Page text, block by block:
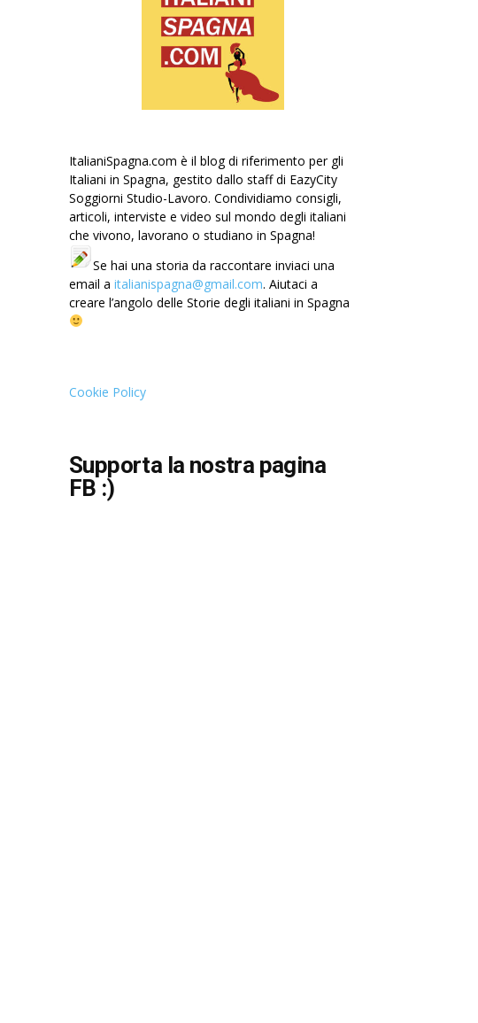
ItalianiSpagna.com è il blog di riferimento per gli
Italiani in Spagna, gestito dallo staff di EazyCity
Soggiorni Studio-Lavoro. Condividiamo consigli,
articoli, interviste e video sul mondo degli italiani
che vivono, lavorano o studiano in Spagna!
Se hai una storia da raccontare inviaci una
email a italianispagna@gmail.com. Aiutaci a
creare l’angolo delle Storie degli italiani in Spagna
Cookie Policy
Supporta la nostra pagina
FB :)